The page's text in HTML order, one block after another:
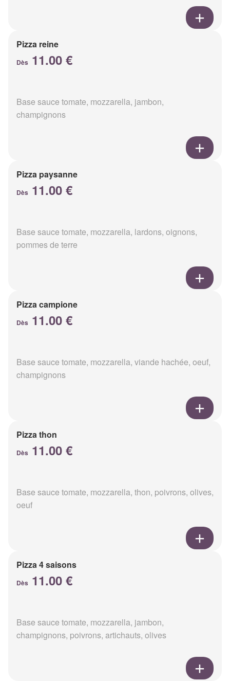
Pizza reine
Dès 11.00 €
Base sauce tomate, mozzarella, jambon,
champignons
Pizza paysanne
Dès 11.00 €
Base sauce tomate, mozzarella, lardons, oignons,
pommes de terre
Pizza campione
Dès 11.00 €
Base sauce tomate, mozzarella, viande hachée, oeuf,
champignons
Pizza thon
Dès 11.00 €
Base sauce tomate, mozzarella, thon, poivrons, olives,
oeuf
Pizza 4 saisons
Dès 11.00 €
Base sauce tomate, mozzarella, jambon,
champignons, poivrons, artichauts, olives